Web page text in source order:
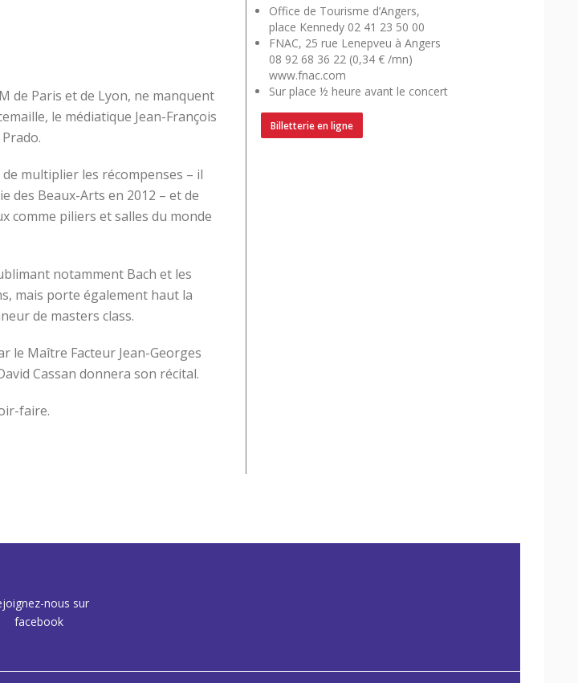
de Paris et de Lyon, ne manquent
le médiatique Jean-François
multiplier les récompenses – il
des Beaux-Arts en 2012 – et de
comme piliers et salles du monde
notamment Bach et les
mais porte également haut la
de masters class.
le Maître Facteur Jean-Georges
Cassan donnera son récital.
faire.
Office de Tourisme d’Angers,
place Kennedy 02 41 23 50 00
FNAC, 25 rue Lenepveu à Angers
08 92 68 36 22 (0,34 € /mn)
www.fnac.com
Sur place ½ heure avant le concert
Billetterie en ligne
nous sur
facebook